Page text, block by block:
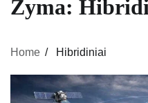
Žyma:
Home Hibridiniai